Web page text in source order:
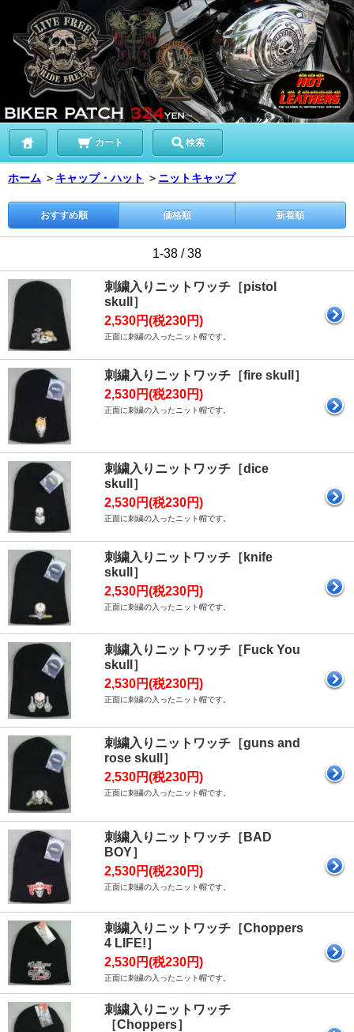
カート 検索
ホーム ＞ キャップ・ハット ＞ ニットキャップ
おすすめ順 価格順 新着順
1-38 / 38
刺繍入りニットワッチ［pistol
skull］
2,530円(税230円)
正面に刺繍の入ったニット帽です。
刺繍入りニットワッチ［fire skull］
2,530円(税230円)
正面に刺繍の入ったニット帽です。
刺繍入りニットワッチ［dice
skull］
2,530円(税230円)
正面に刺繍の入ったニット帽です。
刺繍入りニットワッチ［knife
skull］
2,530円(税230円)
正面に刺繍の入ったニット帽です。
刺繍入りニットワッチ［Fuck You
skull］
2,530円(税230円)
正面に刺繍の入ったニット帽です。
刺繍入りニットワッチ［guns and
rose skull］
2,530円(税230円)
正面に刺繍の入ったニット帽です。
刺繍入りニットワッチ［BAD
BOY］
2,530円(税230円)
正面に刺繍の入ったニット帽です。
刺繍入りニットワッチ［Choppers
4 LIFE!］
2,530円(税230円)
正面に刺繍の入ったニット帽です。
刺繍入りニットワッチ
［Choppers］